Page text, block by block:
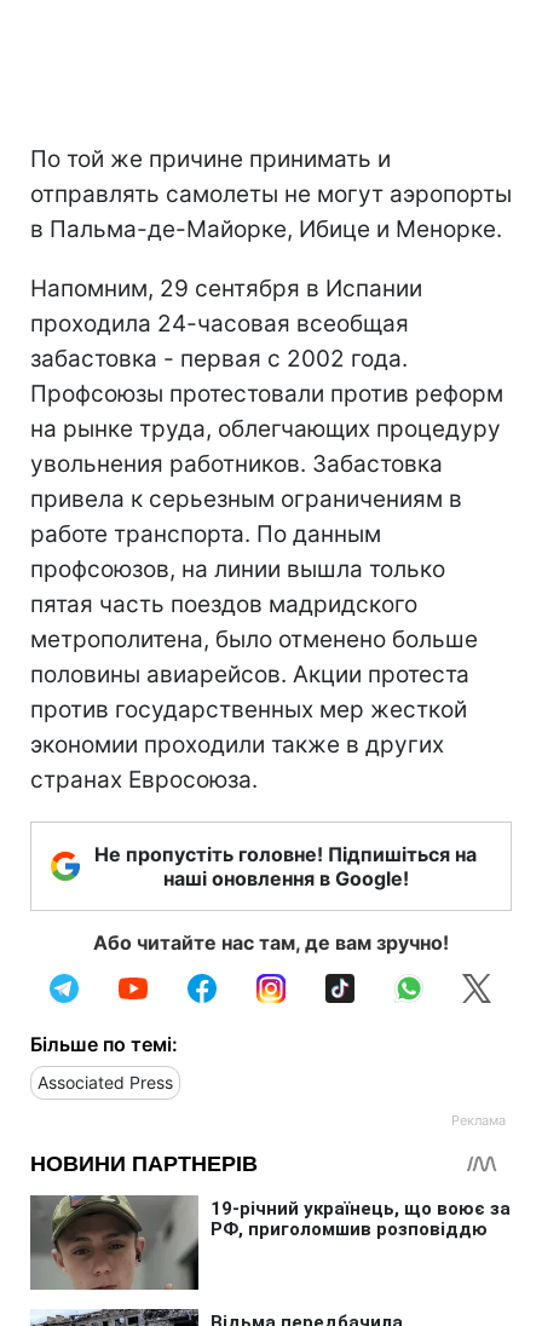
По той же причине принимать и
отправлять самолеты не могут аэропорты
в Пальма-де-Майорке, Ибице и Менорке.
Напомним, 29 сентября в Испании
проходила 24-часовая всеобщая
забастовка - первая с 2002 года.
Профсоюзы протестовали против реформ
на рынке труда, облегчающих процедуру
увольнения работников. Забастовка
привела к серьезным ограничениям в
работе транспорта. По данным
профсоюзов, на линии вышла только
пятая часть поездов мадридского
метрополитена, было отменено больше
половины авиарейсов. Акции протеста
против государственных мер жесткой
экономии проходили также в других
странах Евросоюза.
Не пропустіть головне! Підпишіться на
наші оновлення в Google!
Або читайте нас там, де вам зручно!
Більше по темі:
Associated Press